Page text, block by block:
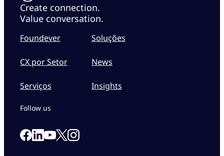
Create connection.
Value conversation.
Foundever
CX por Setor
Serviços
Soluções
News
Insights
Follow us
Link to our Facebook page
Link to our Linkedin page
Link to our Youtube page
Link to our X page
Link to our Instagram page